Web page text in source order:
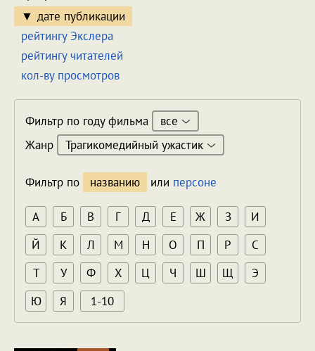
дате публикации
рейтингу Экслера
рейтингу читателей
кол-ву просмотров
Фильтр по году фильма
все
Жанр
Трагикомедийный ужастик
Фильтр по названию или персоне
А Б В Г Д Е Ж З
И
Й
К Л М Н О П Р
С
Т
У Ф Х Ц Ч Ш Щ
Э
Ю
Я 1-10